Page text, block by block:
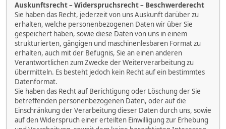
Auskunftsrecht – Widerspruchsrecht – Beschwerderecht
Sie haben das Recht, jederzeit von uns Auskunft darüber zu
erhalten, welche personenbezogenen Daten wir über Sie
gespeichert haben, sowie diese Daten von uns in einem
strukturierten, gängigen und maschinenlesbaren Format zu
erhalten, auch mit der Befugnis, Sie an einen anderen
Verantwortlichen zum Zwecke der Weiterverarbeitung zu
übermitteln. Es besteht jedoch kein Recht auf ein bestimmtes
Datenformat.
Sie haben das Recht auf Berichtigung oder Löschung der Sie
betreffenden personenbezogenen Daten, oder auf die
Einschränkung der Verarbeitung dieser Daten durch uns, sowie
auf den Widerspruch einer erteilten Einwilligung zur Erhebung